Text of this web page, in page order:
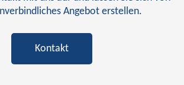
Angebot erstellen.
Kontakt